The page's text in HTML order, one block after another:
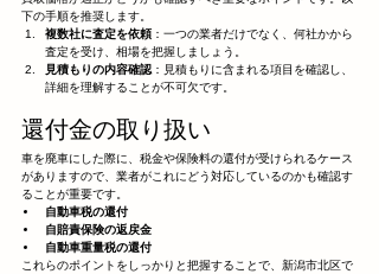
下の手順を推奨します。
複数社に査定を依頼 ：一つの業者だけでなく、何社かから
査定を受け、相場を把握しましょう。
見積もりの内容確認 ：見積もりに含まれる項目を確認し、
詳細を理解することが不可欠です。
還付金の取り扱い
車を廃車にした際に、税金や保険料の還付が受けられるケース
がありますので、業者がこれにどう対応しているのかも確認す
ることが重要です。
自動車税の還付
自賠責保険の返戻金
自動車重量税の還付
これらのポイントをしっかりと把握することで、新潟市北区で